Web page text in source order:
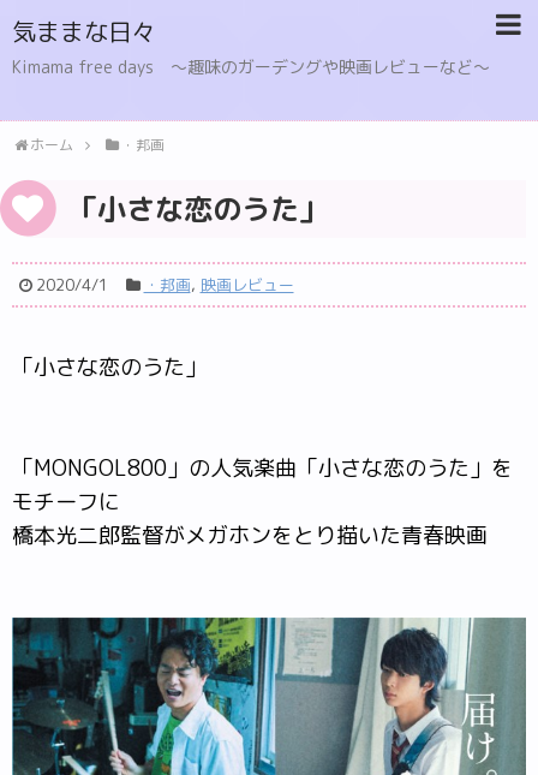
気ままな日々
Kimama free days 〜趣味のガーデングや映画レビューなど〜
ホーム ・邦画
「小さな恋のうた」
2020/4/1 ・邦画, 映画レビュー
「小さな恋のうた」
「MONGOL800」の人気楽曲「小さな恋のうた」を
モチーフに
橋本光二郎監督がメガホンをとり描いた青春映画